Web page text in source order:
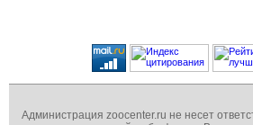
Администрация zoocenter.ru не несет